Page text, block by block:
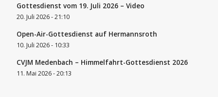
Gottesdienst vom 19. Juli 2026 – Video
20. Juli 2026 - 21:10
Open-Air-Gottesdienst auf Hermannsroth
10. Juli 2026 - 10:33
CVJM Medenbach – Himmelfahrt-Gottesdienst 2026
11. Mai 2026 - 20:13